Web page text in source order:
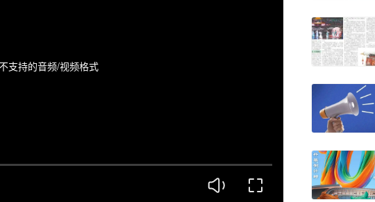
支持的音频/视频格式